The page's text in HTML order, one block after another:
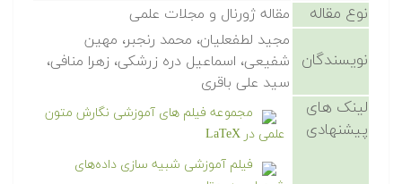
نوع مقاله مقاله ژورنال و مجلات علمی
نویسندگان
مجید لطفعلیان، محمد رنجبر، مهین
شفیعی، اسماعیل دره زرشکی، زهرا منافی،
سید علی باقری
لینک های
پیشنهادی
مجموعه فیلم های آموزشی نگارش متون
علمی در LaTeX
فیلم آموزشی شبیه سازی داده‌های